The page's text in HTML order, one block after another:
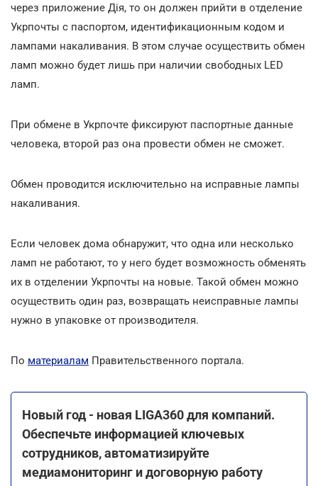
через приложение Дія, то он должен прийти в отделение
Укрпочты с паспортом, идентификационным кодом и
лампами накаливания. В этом случае осуществить обмен
ламп можно будет лишь при наличии свободных LED
ламп.
При обмене в Укрпочте фиксируют паспортные данные
человека, второй раз она провести обмен не сможет.
Обмен проводится исключительно на исправные лампы
накаливания.
Если человек дома обнаружит, что одна или несколько
ламп не работают, то у него будет возможность обменять
их в отделении Укрпочты на новые. Такой обмен можно
осуществить один раз, возвращать неисправные лампы
нужно в упаковке от производителя.
По материалам Правительственного портала.
Новый год - новая LIGA360 для компаний.
Обеспечьте информацией ключевых
сотрудников, автоматизируйте
медиамониторинг и договорную работу